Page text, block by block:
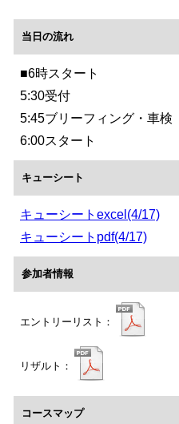
当日の流れ
■6時スタート
5:30受付
5:45ブリーフィング・車検
6:00スタート
キューシート
キューシートexcel(4/17)
キューシートpdf(4/17)
参加者情報
エントリーリスト：
リザルト：
コースマップ